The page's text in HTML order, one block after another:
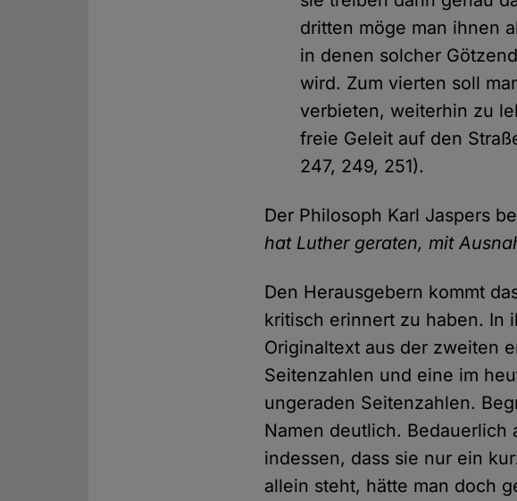
dritten möge man ihnen
in denen solcher
wird. Zum vierten soll
verbieten, weiterhin zu
freie Geleit auf den
247, 249, 251).
Der Philosoph Karl Jaspers
hat Luther geraten, mit
Den Herausgebern kommt
kritisch erinnert zu haben. In
Originaltext aus der zweiten
Seitenzahlen und eine im
ungeraden Seitenzahlen.
Namen deutlich.
indessen, dass sie nur ein
allein steht, hätte man doch